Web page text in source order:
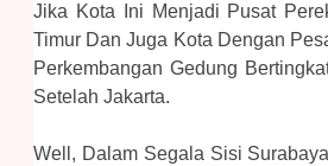
Jika Kota Ini Menjadi Pusat
Timur Dan Juga Kota Dengan
Perkembangan Gedung
Setelah Jakarta.
Well, Dalam Segala Sisi